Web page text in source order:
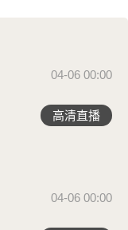
04-06 00:00
高清直播
04-06 00:00